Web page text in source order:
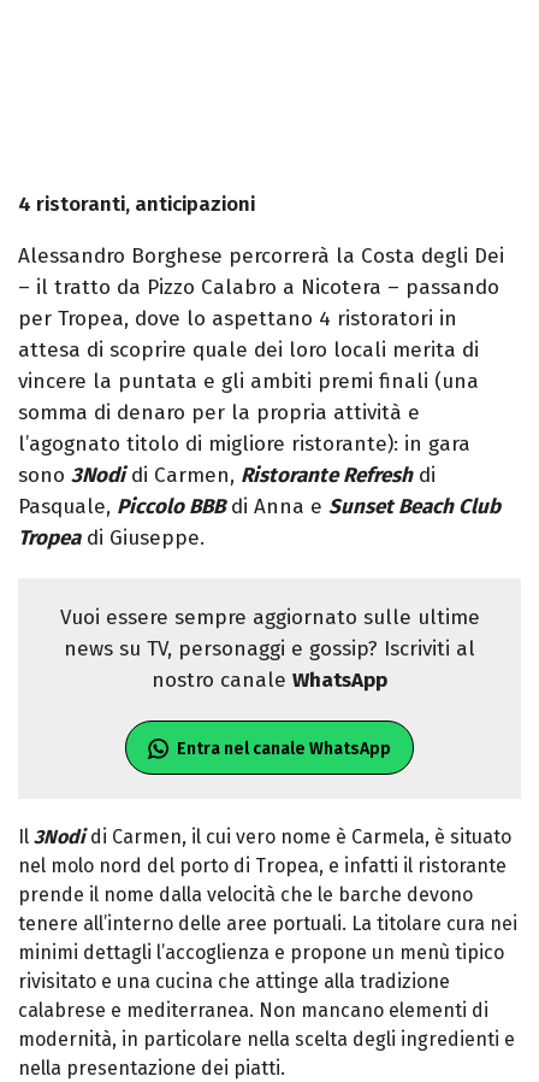
4 ristoranti, anticipazioni
Alessandro Borghese percorrerà la Costa degli Dei
– il tratto da Pizzo Calabro a Nicotera – passando
per Tropea, dove lo aspettano 4 ristoratori in
attesa di scoprire quale dei loro locali merita di
vincere la puntata e gli ambiti premi finali (una
somma di denaro per la propria attività e
l’agognato titolo di migliore ristorante): in gara
sono 3Nodidi Carmen, Ristorante Refreshdi
Pasquale, Piccolo BBBdi Anna e Sunset Beach Club
Tropeadi Giuseppe.
Vuoi essere sempre aggiornato sulle ultime
news su TV, personaggi e gossip? Iscriviti al
nostro canale WhatsApp
Entra nel canale WhatsApp
Il 3Nodidi Carmen, il cui vero nome è Carmela, è situato
nel molo nord del porto di Tropea, e infatti il ristorante
prende il nome dalla velocità che le barche devono
tenere all’interno delle aree portuali. La titolare cura nei
minimi dettagli l’accoglienza e propone un menù tipico
rivisitato e una cucina che attinge alla tradizione
calabrese e mediterranea. Non mancano elementi di
modernità, in particolare nella scelta degli ingredienti e
nella presentazione dei piatti.